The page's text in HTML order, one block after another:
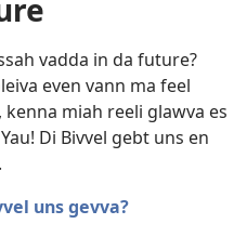
vadda in da future?
even vann ma feel
miah reeli glawva es
Di Bivvel gebt uns en
uns gevva?